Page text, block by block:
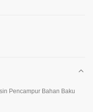
Pencampur Bahan Baku